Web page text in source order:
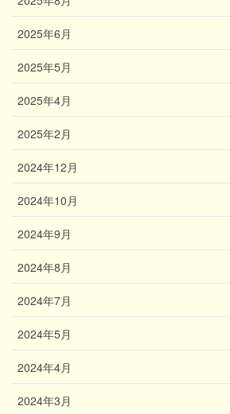
2025年6月
2025年5月
2025年4月
2025年2月
2024年12月
2024年10月
2024年9月
2024年8月
2024年7月
2024年5月
2024年4月
2024年3月